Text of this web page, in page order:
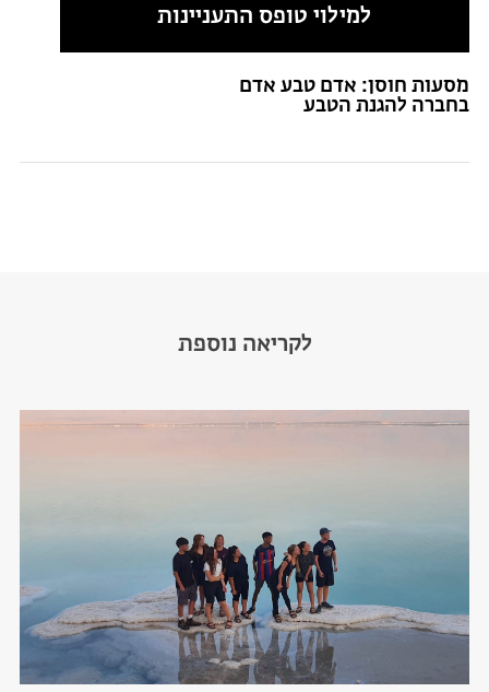
למילוי טופס התעניינות
מסעות חוסן: אדם טבע אדם
בחברה להגנת הטבע
לקריאה נוספת